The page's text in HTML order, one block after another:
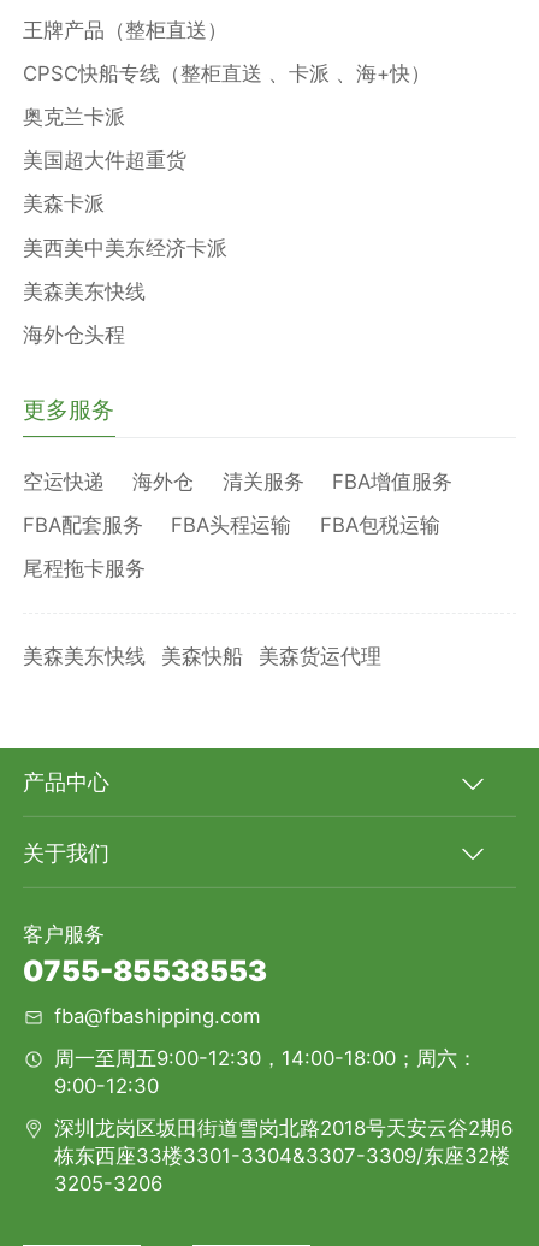
王牌产品（整柜直送）
CPSC快船专线（整柜直送 、卡派 、海+快）
奥克兰卡派
美国超大件超重货
美森卡派
美西美中美东经济卡派
美森美东快线
海外仓头程
更多服务
空运快递 海外仓 清关服务
FBA增值服务
FBA配套服务
FBA头程运输
FBA包税运输
尾程拖卡服务
美森美东快线 美森快船 美森货运代理
产品中心
关于我们
客户服务
0755-85538553
fba@fbashipping.com
周一至周五9:00-12:30，14:00-18:00；周六：
9:00-12:30
深圳龙岗区坂田街道雪岗北路2018号天安云谷2期6
栋东西座33楼3301-3304&3307-3309/东座32楼
3205-3206